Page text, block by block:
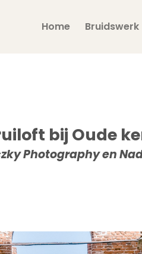
Home Bruidswerk
bij Oude
Photography en